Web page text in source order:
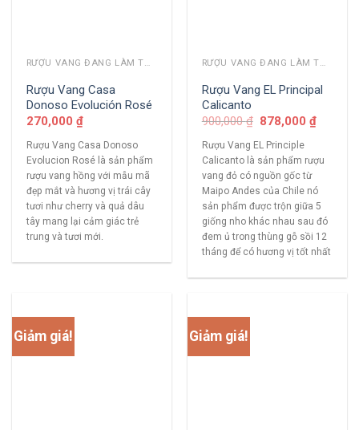
RƯỢU VANG ĐANG LÀM THỊ TRƯỜNG
Rượu Vang Casa
Donoso Evolución Rosé
270,000 ₫
Rượu Vang Casa Donoso
Evolucion Rosé là sản phẩm
rượu vang hồng với mẫu mã
đẹp mắt và hương vị trái cây
tươi như cherry và quả dâu
tây mang lại cảm giác trẻ
trung và tươi mới.
RƯỢU VANG ĐANG LÀM THỊ TRƯỜNG
Rượu Vang EL Principal
Calicanto
900,000₫ 878,000₫
Rượu Vang EL Principle
Calicanto là sản phẩm rượu
vang đỏ có nguồn gốc từ
Maipo Andes của Chile nó
sản phẩm được trộn giữa 5
giống nho khác nhau sau đó
đem ủ trong thùng gỗ sồi 12
tháng để có hương vị tốt nhất
Giảm giá! Giảm giá!